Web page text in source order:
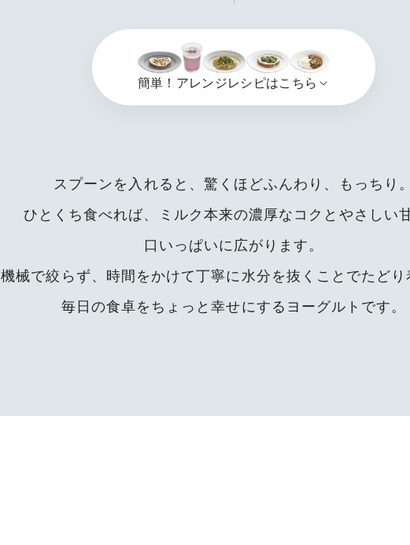
簡単！アレンジレシピはこちら
スプーンを入れると、驚くほどふんわり、もっちり
ひとくち食べれば、ミルク本来の濃厚なコクとやさしい
口いっぱいに広がります。
機械で絞らず、時間をかけて丁寧に水分を抜くことでたど
毎日の食卓をちょっと幸せにするヨーグルトです。